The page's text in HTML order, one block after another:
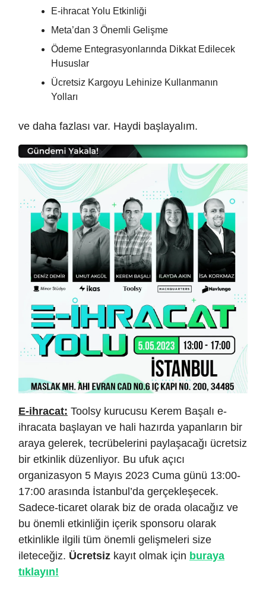
E-ihracat Yolu Etkinliği
Meta’dan 3 Önemli Gelişme
Ödeme Entegrasyonlarında Dikkat Edilecek
Hususlar
Ücretsiz Kargoyu Lehinize Kullanmanın
Yolları
ve daha fazlası var. Haydi başlayalım.
E-ihracat: Toolsy kurucusu Kerem Başalı e-
ihracata başlayan ve hali hazırda yapanların bir
araya gelerek, tecrübelerini paylaşacağı ücretsiz
bir etkinlik düzenliyor. Bu ufuk açıcı
organizasyon 5 Mayıs 2023 Cuma günü 13:00-
17:00 arasında İstanbul’da gerçekleşecek.
Sadece-ticaret olarak biz de orada olacağız ve
bu önemli etkinliğin içerik sponsoru olarak
etkinlikle ilgili tüm önemli gelişmeleri size
ileteceğiz. Ücretsiz kayıt olmak için buraya
tıklayın!